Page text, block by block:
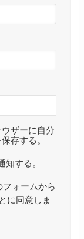
ザーに自分
存する。
する。
ォームから
に同意しま